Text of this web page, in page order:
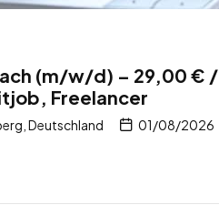
(m/w/d) – 29,00 € /
Freelancer
Deutschland 01/08/2026